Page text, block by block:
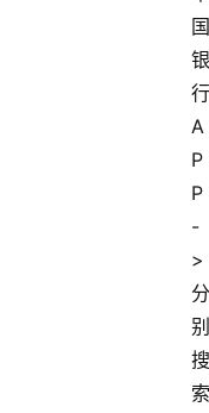
国
银
行
A
P
P
-
>
分
别
搜
索